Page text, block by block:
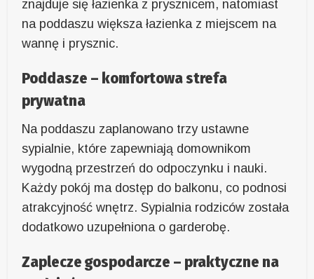
znajduje się łazienka z prysznicem, natomiast
na poddaszu większa łazienka z miejscem na
wannę i prysznic.
Poddasze – komfortowa strefa
prywatna
Na poddaszu zaplanowano trzy ustawne
sypialnie, które zapewniają domownikom
wygodną przestrzeń do odpoczynku i nauki.
Każdy pokój ma dostęp do balkonu, co podnosi
atrakcyjność wnętrz. Sypialnia rodziców została
dodatkowo uzupełniona o garderobę.
Zaplecze gospodarcze – praktyczne na